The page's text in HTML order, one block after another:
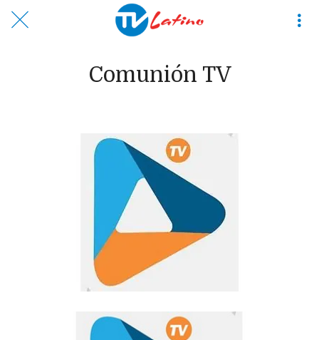
Comunión TV